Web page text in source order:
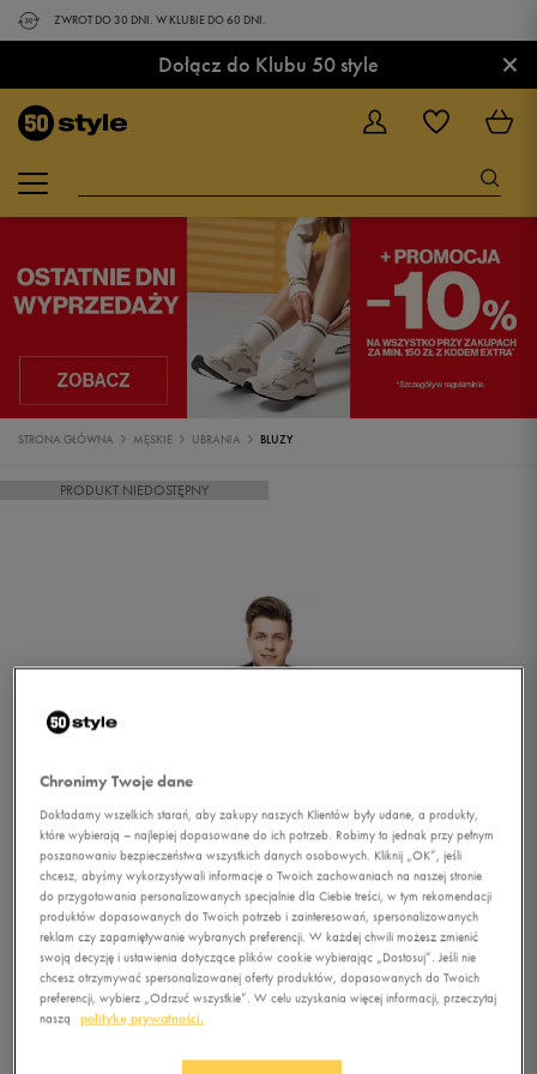
ZWROT DO 30 DNI. W KLUBIE DO 60 DNI.
Dołącz do Klubu 50 style ×
STRONA GŁÓWNA MĘSKIE UBRANIA BLUZY
PRODUKT NIEDOSTĘPNY
1/4
Chronimy Twoje dane
Dokładamy wszelkich starań, aby zakupy naszych Klientów były udane, a produkty,
które wybierają – najlepiej dopasowane do ich potrzeb. Robimy to jednak przy pełnym
poszanowaniu bezpieczeństwa wszystkich danych osobowych. Kliknij „OK”, jeśli
chcesz, abyśmy wykorzystywali informacje o Twoich zachowaniach na naszej stronie
do przygotowania personalizowanych specjalnie dla Ciebie treści, w tym rekomendacji
produktów dopasowanych do Twoich potrzeb i zainteresowań, spersonalizowanych
reklam czy zapamiętywanie wybranych preferencji. W każdej chwili możesz zmienić
swoją decyzję i ustawienia dotyczące plików cookie wybierając „Dostosuj”. Jeśli nie
chcesz otrzymywać spersonalizowanej oferty produktów, dopasowanych do Twoich
preferencji, wybierz „Odrzuć wszystkie”. W celu uzyskania więcej informacji, przeczytaj
naszą
politykę prywatności.